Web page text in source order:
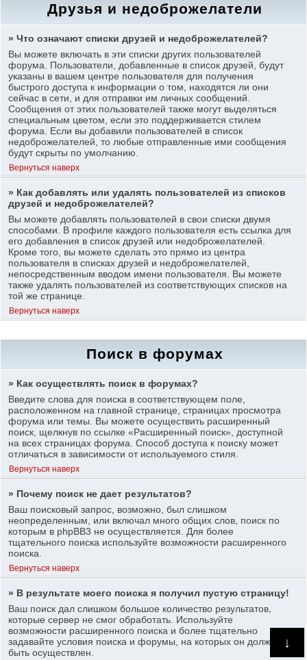
↓
Друзья и недоброжелатели
» Что означают списки друзей и недоброжелателей?
Вы можете включать в эти списки других пользователей
форума. Пользователи, добавленные в список друзей, будут
указаны в вашем центре пользователя для получения
быстрого доступа к информации о том, находятся ли они
сейчас в сети, и для отправки им личных сообщений.
Сообщения от этих пользователей также могут выделяться
специальным цветом, если это поддерживается стилем
форума. Если вы добавили пользователей в список
недоброжелателей, то любые отправленные ими сообщения
будут скрыты по умолчанию.
Вернуться наверх
» Как добавлять или удалять пользователей из списков
друзей и недоброжелателей?
Вы можете добавлять пользователей в свои списки двумя
способами. В профиле каждого пользователя есть ссылка для
его добавления в список друзей или недоброжелателей.
Кроме того, вы можете сделать это прямо из центра
пользователя в списках друзей и недоброжелателей,
непосредственным вводом имени пользователя. Вы можете
также удалять пользователей из соответствующих списков на
той же странице.
Вернуться наверх
Поиск в форумах
» Как осуществлять поиск в форумах?
Введите слова для поиска в соответствующем поле,
расположенном на главной странице, страницах просмотра
форума или темы. Вы можете осуществить расширенный
поиск, щелкнув по ссылке «Расширенный поиск», доступной
на всех страницах форума. Способ доступа к поиску может
отличаться в зависимости от используемого стиля.
Вернуться наверх
» Почему поиск не дает результатов?
Ваш поисковый запрос, возможно, был слишком
неопределенным, или включал много общих слов, поиск по
которым в phpBB3 не осуществляется. Для более
тщательного поиска используйте возможности расширенного
поиска.
Вернуться наверх
» В результате моего поиска я получил пустую страницу!
Ваш поиск дал слишком большое количество результатов,
которые сервер не смог обработать. Используйте
возможности расширенного поиска и более тщательно
задавайте условия поиска и форумы, на которых он должен
быть осуществлен.